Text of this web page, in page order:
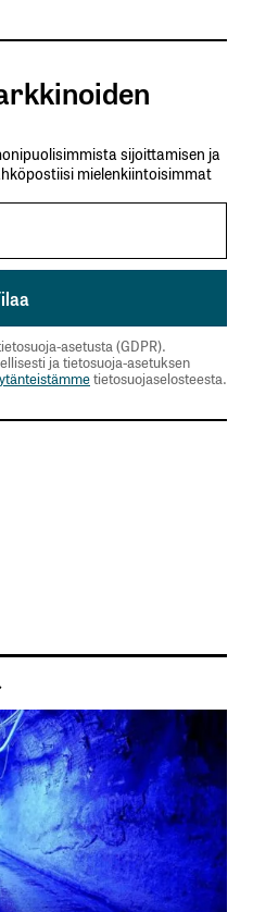
uutiskirje
sijoittamisen ja
mielenkiintoisimmat
asetusta (GDPR).
ja tietosuoja-asetuksen
tietosuojaselosteesta.